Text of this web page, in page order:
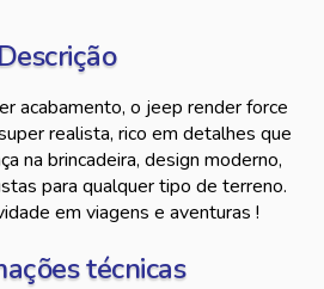
Descrição
acabamento, o jeep render force
realista, rico em detalhes que
na brincadeira, design moderno,
para qualquer tipo de terreno.
em viagens e aventuras !
técnicas